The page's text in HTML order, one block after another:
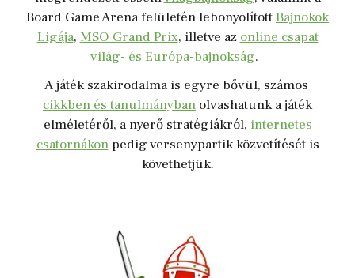
Board Game Arena felületén lebonyolítottBajnokok
Ligája, MSO Grand Prix, illetve az online csapat
világ- és Európa-bajnokság.
A játék szakirodalma is egyre bővül, számos
cikkben és tanulmányban olvashatunk a játék
elméletéről, a nyerő stratégiákról, internetes
csatornákonpedig versenypartik közvetítését is
követhetjük.